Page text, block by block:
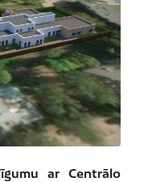
ar Centrālo